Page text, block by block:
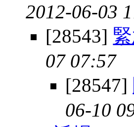
2012-06-03
[28543]
07 07:57
[28547]
06-10